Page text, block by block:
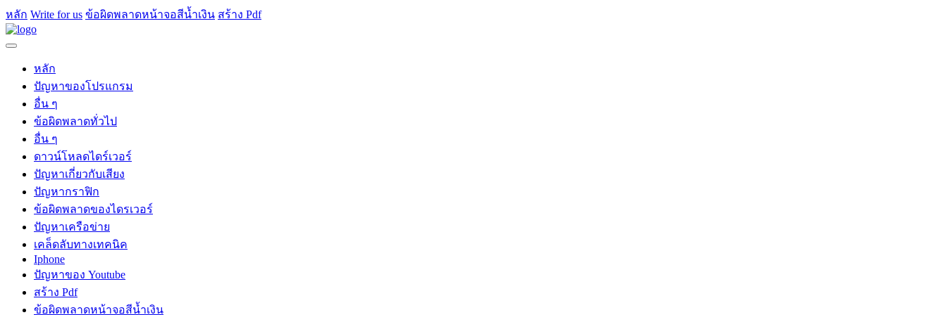
หลัก Write for us ข้อผิดพลาดหน้าจอสีน้ำเงิน สร้าง Pdf
หลัก
ปัญหาของโปรแกรม
อื่น ๆ
ข้อผิดพลาดทั่วไป
อื่น ๆ
ดาวน์โหลดไดร์เวอร์
ปัญหาเกี่ยวกับเสียง
ปัญหากราฟิก
ข้อผิดพลาดของไดรเวอร์
ปัญหาเครือข่าย
เคล็ดลับทางเทคนิค
Iphone
ปัญหาของ Youtube
สร้าง Pdf
ข้อผิดพลาดหน้าจอสีน้ำเงิน